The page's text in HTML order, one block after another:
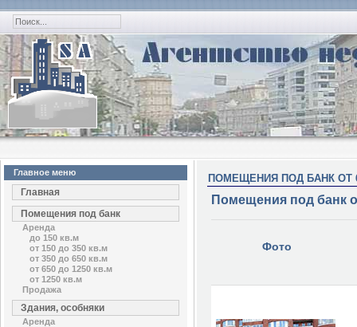
Главное меню
Главная
Помещения под банк
Аренда
до 150 кв.м
от 150 до 350 кв.м
от 350 до 650 кв.м
от 650 до 1250 кв.м
от 1250 кв.м
Продажа
Здания, особняки
Аренда
ПОМЕЩЕНИЯ ПОД БАНК ОТ
Помещения под банк
Фото